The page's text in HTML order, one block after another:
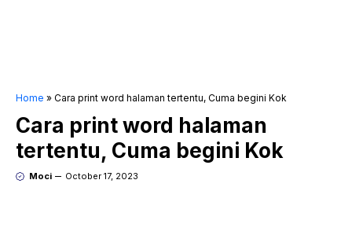
Home » Cara print word halaman tertentu, Cuma begini Kok
Cara print word halaman
tertentu, Cuma begini Kok
Moci October 17, 2023